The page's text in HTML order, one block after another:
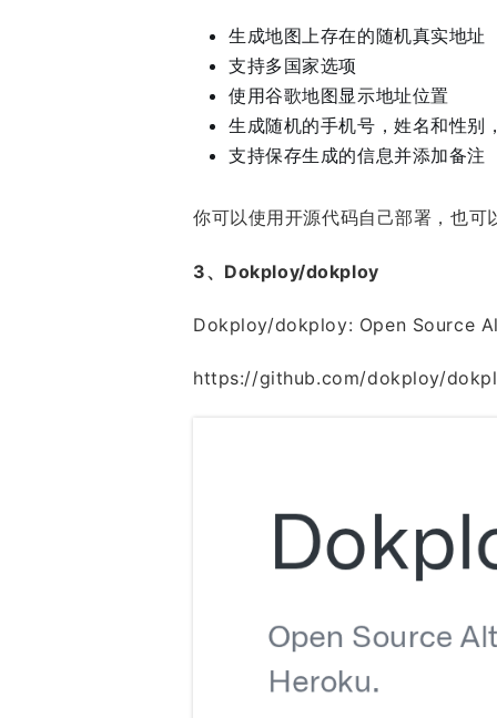
生成地图上存在的随机真实地址
支持多国家选项
使用谷歌地图显示地址位置
生成随机的手机号，姓名和性别
支持保存生成的信息并添加备注
你可以使用开源代码自己部署，也
3、Dokploy/dokploy
Dokploy/dokploy: Open Source
https://github.com/dokploy/